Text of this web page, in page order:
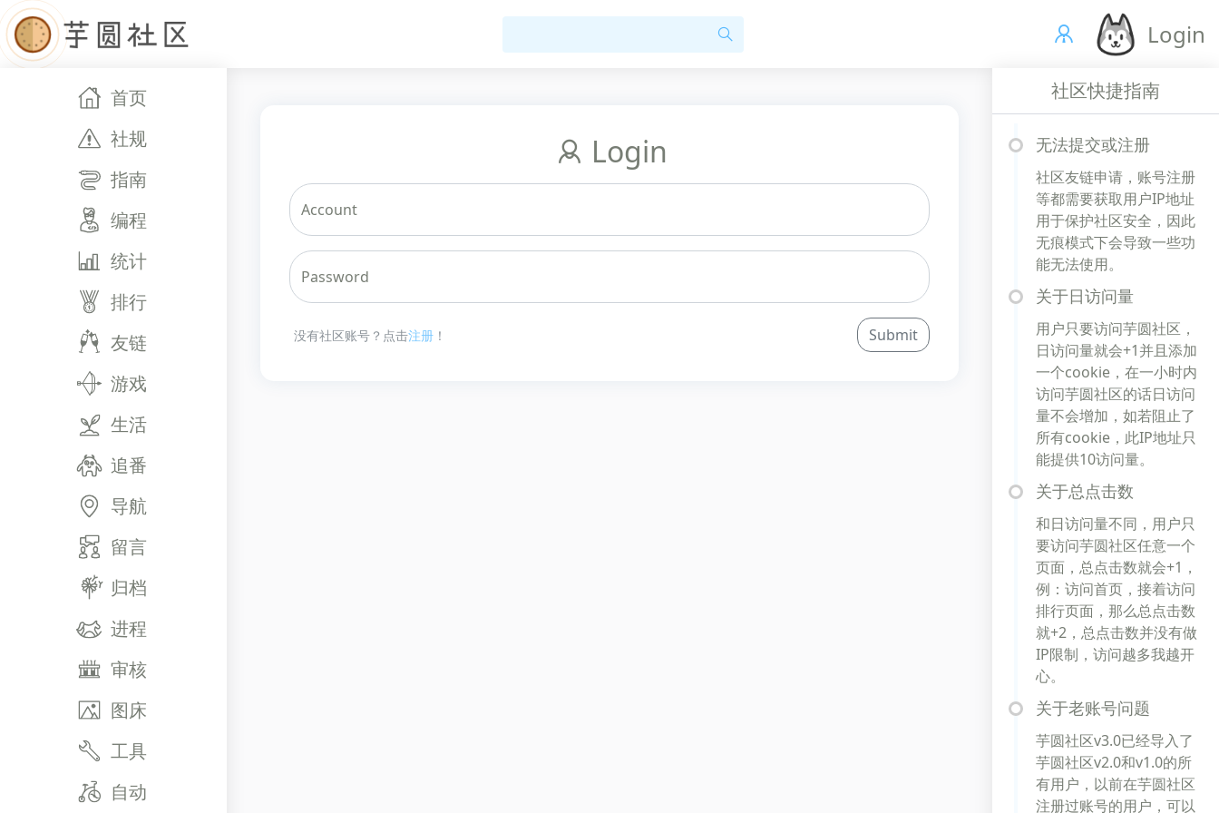
Login
首页
社规
指南
编程
统计
排行
友链
游戏
生活
追番
导航
留言
归档
进程
审核
图床
工具
自动
Login
Account
Password
没有社区账号？点击注册 ！ Submit
社区快捷指南
无法提交或注册
社区友链申请，账号注册
等都需要获取用户IP地址
用于保护社区安全，因此
无痕模式下会导致一些功
能无法使用。
关于日访问量
用户只要访问芋圆社区，
日访问量就会+1并且添加
一个cookie，在一小时内
访问芋圆社区的话日访问
量不会增加，如若阻止了
所有cookie，此IP地址只
能提供10访问量。
关于总点击数
和日访问量不同，用户只
要访问芋圆社区任意一个
页面，总点击数就会+1，
例：访问首页，接着访问
排行页面，那么总点击数
就+2，总点击数并没有做
IP限制，访问越多我越开
心。
关于老账号问题
芋圆社区v3.0已经导入了
芋圆社区v2.0和v1.0的所
有用户，以前在芋圆社区
注册过账号的用户，可以